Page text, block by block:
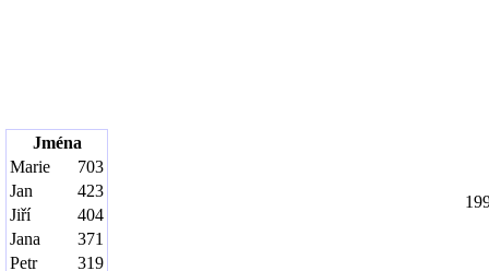
Jména
Marie
703
Jan
423
Jiří
404
Jana
371
Petr
319